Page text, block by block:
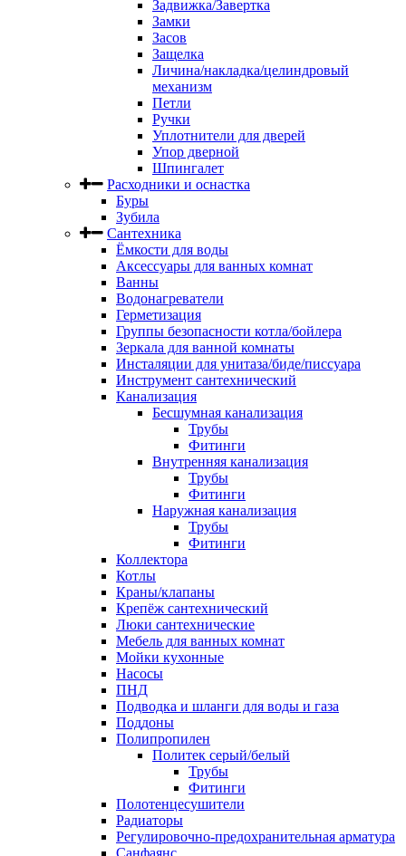
Задвижка/Завертка
Замки
Засов
Защелка
Личина/накладка/целиндровый
механизм
Петли
Ручки
Уплотнители для дверей
Упор дверной
Шпингалет
Расходники и оснастка
Буры
Зубила
Сантехника
Ёмкости для воды
Аксессуары для ванных комнат
Ванны
Водонагреватели
Герметизация
Группы безопасности котла/бойлера
Зеркала для ванной комнаты
Инсталяции для унитаза/биде/писсуара
Инструмент сантехнический
Канализация
Бесшумная канализация
Трубы
Фитинги
Внутренняя канализация
Трубы
Фитинги
Наружная канализация
Трубы
Фитинги
Коллектора
Котлы
Краны/клапаны
Крепёж сантехнический
Люки сантехнические
Мебель для ванных комнат
Мойки кухонные
Насосы
ПНД
Подводка и шланги для воды и газа
Поддоны
Полипропилен
Политек серый/белый
Трубы
Фитинги
Полотенцесушители
Радиаторы
Регулировочно-предохранительная арматура
Санфаянс